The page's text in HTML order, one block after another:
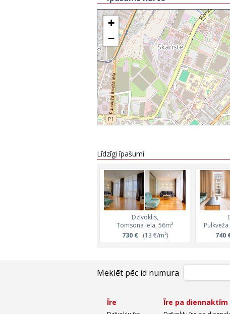
+
−
Līdzīgi īpašumi
Dzīvoklis,
Tomsona iela, 56m²
730 €(13 €/m²)
740
Meklēt pēc id numura
Īre Īre pa diennaktīm